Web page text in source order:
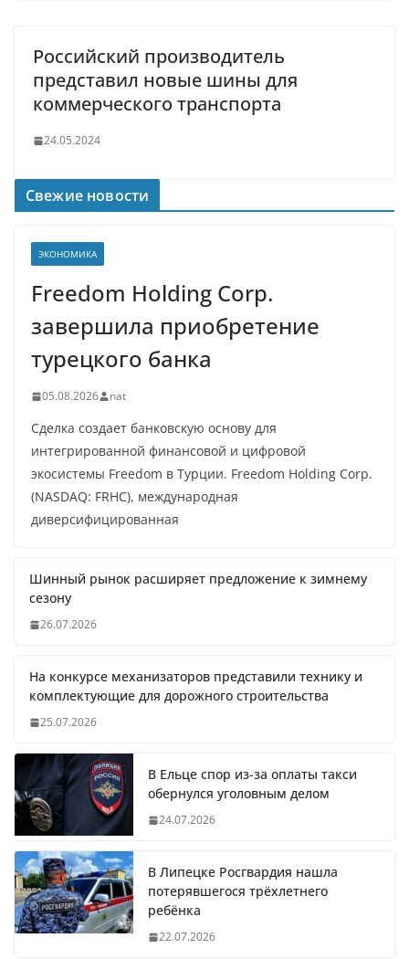
Российский производитель
представил новые шины для
коммерческого транспорта
24.05.2024
Свежие новости
ЭКОНОМИКА
Freedom Holding Corp.
завершила приобретение
турецкого банка
05.08.2026 nat
Сделка создает банковскую основу для
интегрированной финансовой и цифровой
экосистемы Freedom в Турции. Freedom Holding Corp.
(NASDAQ: FRHC), международная
диверсифицированная
Шинный рынок расширяет предложение к зимнему
сезону
26.07.2026
На конкурсе механизаторов представили технику и
комплектующие для дорожного строительства
25.07.2026
В Ельце спор из-за оплаты такси
обернулся уголовным делом
24.07.2026
В Липецке Росгвардия нашла
потерявшегося трёхлетнего
ребёнка
22.07.2026